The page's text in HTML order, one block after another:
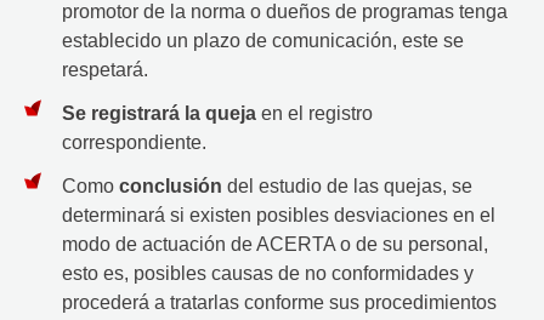
promotor de la norma o dueños de programas tenga
establecido un plazo de comunicación, este se
respetará.
Se registrará la quejaen el registro
correspondiente.
Como conclusión del estudio de las quejas, se
determinará si existen posibles desviaciones en el
modo de actuación de ACERTA o de su personal,
esto es, posibles causas de no conformidades y
procederá a tratarlas conforme sus procedimientos